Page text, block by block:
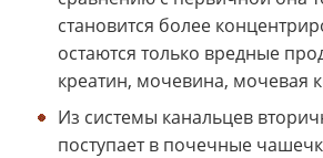
становится более
остаются только вредные
креатин, мочевина, мочевая
Из системы канальцев
поступает в почечные